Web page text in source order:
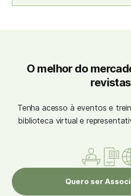
O melhor do
revistas
Tenha acesso à eventos e
biblioteca virtual e
Quero ser